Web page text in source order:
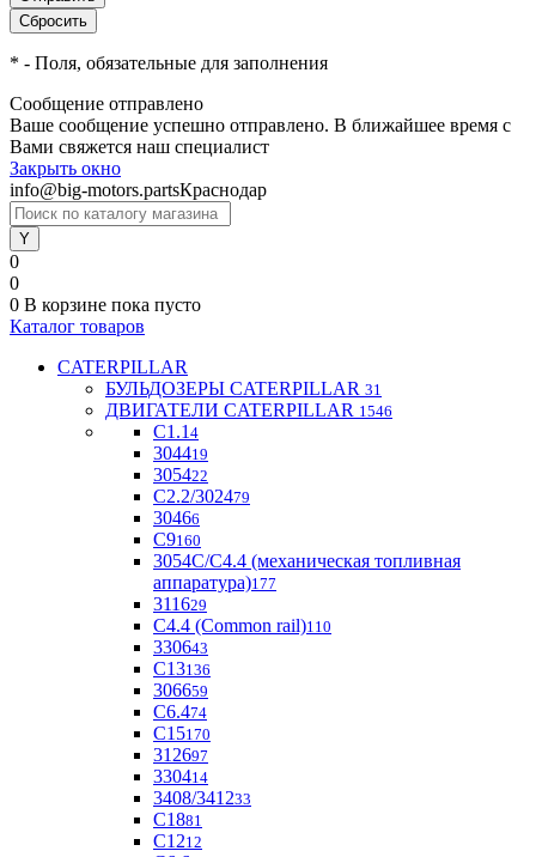
* - Поля, обязательные для заполнения
Сообщение отправлено
Ваше сообщение успешно отправлено. В ближайшее время с
Вами свяжется наш специалист
Закрыть окно
info@big-motors.partsКраснодар
0
0
0 В корзине пока пусто
Каталог товаров
CATERPILLAR
БУЛЬДОЗЕРЫ CATERPILLAR 31
ДВИГАТЕЛИ CATERPILLAR 1546
C1.1 4
304419
305422
С2.2/302479
30466
С9160
3054С/С4.4 (механическая топливная
аппаратура)177
311629
С4.4 (Common rail)110
330643
С13136
306659
С6.474
С15170
312697
330414
3408/341233
С1881
C1212